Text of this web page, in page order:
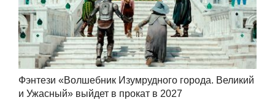
Фэнтези «Волшебник Изумрудного города. Великий
и Ужасный» выйдет в прокат в 2027